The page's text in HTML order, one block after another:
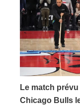
Le match
Chicago Bulls